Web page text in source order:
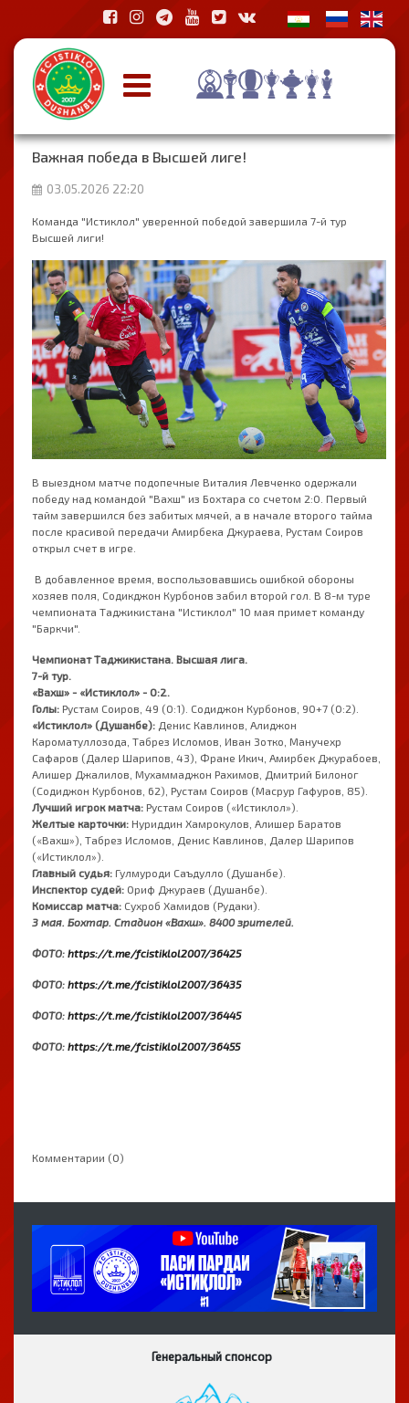
Важная победа в Высшей лиге!
03.05.2026 22:20
Команда "Истиклол" уверенной победой завершила 7-й тур
Высшей лиги!
В выездном матче подопечные Виталия Левченко одержали
победу над командой "Вахш" из Бохтара со счетом 2:0. Первый
тайм завершился без забитых мячей, а в начале второго тайма
после красивой передачи Амирбека Джураева, Рустам Соиров
открыл счет в игре.
В добавленное время, воспользовавшись ошибкой обороны
хозяев поля, Содикджон Курбонов забил второй гол. В 8-м туре
чемпионата Таджикистана "Истиклол" 10 мая примет команду
"Баркчи".
Чемпионат Таджикистана. Высшая лига.
7-й тур.
«Вахш» - «Истиклол» - 0:2.
Голы: Рустам Соиров, 49 (0:1). Содиджон Курбонов, 90+7 (0:2).
«Истиклол» (Душанбе): Денис Кавлинов, Алиджон
Кароматуллозода, Табрез Исломов, Иван Зотко, Манучехр
Сафаров (Далер Шарипов, 43), Фране Икич, Амирбек Джурабоев,
Алишер Джалилов, Мухаммаджон Рахимов, Дмитрий Билоног
(Содиджон Курбонов, 62), Рустам Соиров (Масрур Гафуров, 85).
Лучший игрок матча: Рустам Соиров («Истиклол»).
Желтые карточки: Нуриддин Хамрокулов, Алишер Баратов
(«Вахш»), Табрез Исломов, Денис Кавлинов, Далер Шарипов
(«Истиклол»).
Главный судья: Гулмуроди Саъдулло (Душанбе).
Инспектор судей: Ориф Джураев (Душанбе).
Комиссар матча: Сухроб Хамидов (Рудаки).
3 мая. Бохтар. Стадион «Вахш». 8400 зрителей.
ФОТО: https://t.me/fcistiklol2007/36425
ФОТО: https://t.me/fcistiklol2007/36435
ФОТО: https://t.me/fcistiklol2007/36445
ФОТО: https://t.me/fcistiklol2007/36455
Комментарии (0)
Генеральный спонсор